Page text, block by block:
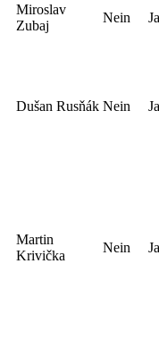
Miroslav
Zubaj
Nein Ja
Dušan Rusňák Nein Ja
Martin
Krivička
Nein Ja